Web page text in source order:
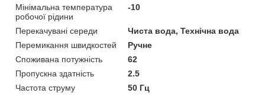
Мінімальна температура
робочої рідини
-10
Перекачувані середи
Чиста вода, Технічна вода
Перемикання швидкостей
Ручне
Споживана потужність
62
Пропускна здатність
2.5
Частота струму
50 Гц